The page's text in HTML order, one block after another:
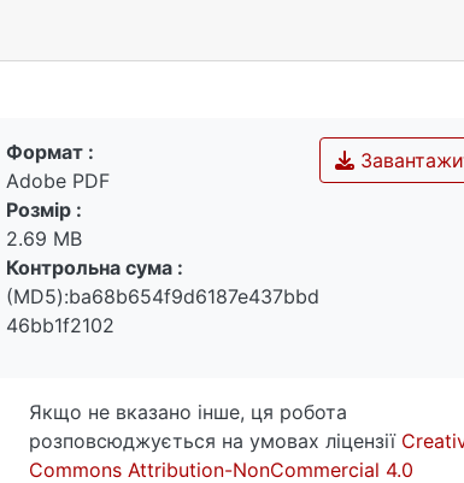
Формат :
Adobe PDF
Розмір :
2.69 MB
Контрольна сума :
(MD5):ba68b654f9d6187e437bbd
46bb1f2102
Якщо не вказано інше, ця робота
розповсюджується на умовах ліцензії
Commons Attribution-NonCommercial 4.0